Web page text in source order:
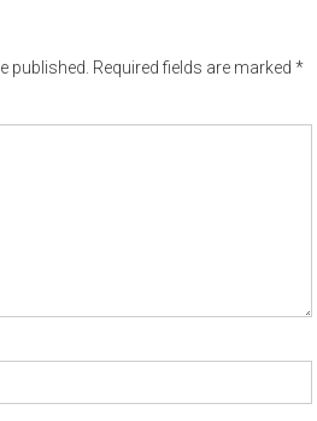
published. Required fields are marked*